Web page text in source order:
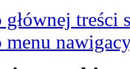
głównej treści
menu